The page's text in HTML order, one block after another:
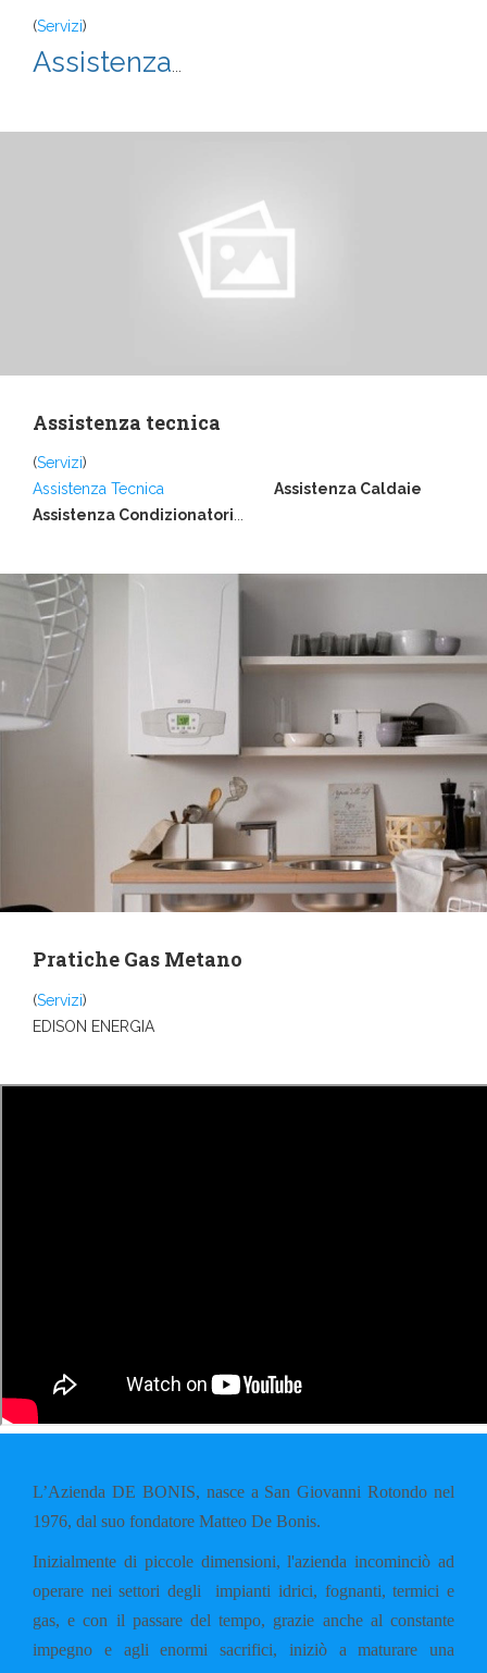
(Servizi)
Assistenza
Assistenza tecnica
(Servizi)
Assistenza Tecnica
Assistenza Caldaie
Assistenza Condizionatori
Pratiche Gas Metano
(Servizi)
EDISON ENERGIA
L’Azienda DE BONIS, nasce a San Giovanni Rotondo nel
1976, dal suo fondatore Matteo De Bonis.
Inizialmente di piccole dimensioni, l'azienda incominciò ad
operare nei settori degli impianti idrici, fognanti, termici e
gas, e con il passare del tempo, grazie anche al constante
impegno e agli enormi sacrifici, iniziò a maturare una